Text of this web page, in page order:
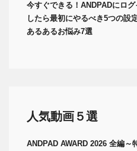
今すぐできる！ANDPADにログ
したら最初にやるべき5つの設
あるあるお悩み7選
人気動画５選
ANDPAD AWARD 2026 全編～